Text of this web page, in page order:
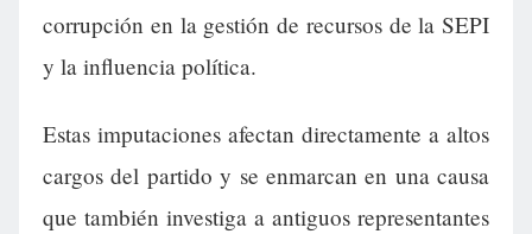
corrupción en la gestión de recursos de la SEPI
y la influencia política.
Estas imputaciones afectan directamente a altos
cargos del partido y se enmarcan en una causa
que también investiga a antiguos representantes